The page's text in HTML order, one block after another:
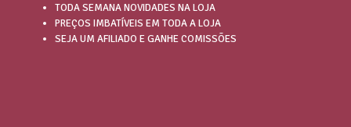
TODA SEMANA NOVIDADES NA LOJA
PREÇOS IMBATÍVEIS EM TODA A LOJA
SEJA UM AFILIADO E GANHE COMISSÕES